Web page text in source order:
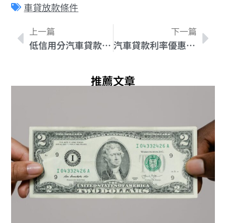
車貸放款條件
上一篇
低信用分汽車貸款：最佳解決方案和選擇
下一篇
汽車貸款利率優惠的解析：你需要知道的所有資訊
推薦文章